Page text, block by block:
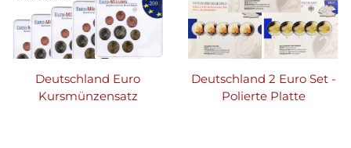
Deutschland Euro
Kursmünzensatz
Deutschland 2 Euro Set -
Polierte Platte